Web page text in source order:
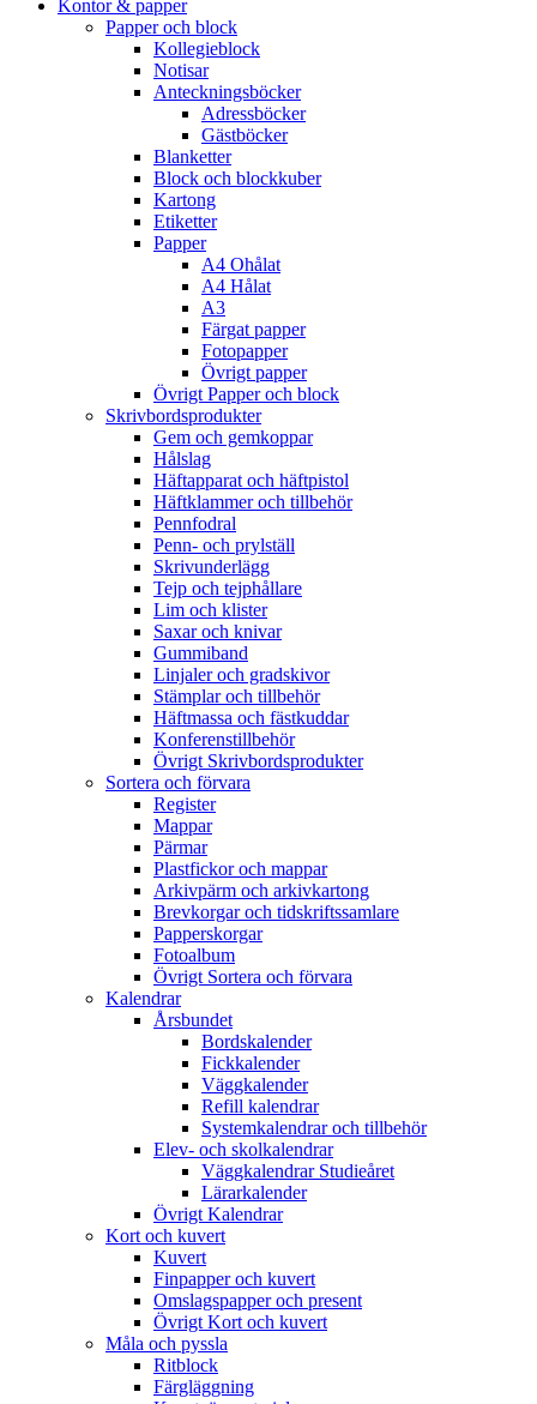
Kontor & papper
Papper och block
Kollegieblock
Notisar
Anteckningsböcker
Adressböcker
Gästböcker
Blanketter
Block och blockkuber
Kartong
Etiketter
Papper
A4 Ohålat
A4 Hålat
A3
Färgat papper
Fotopapper
Övrigt papper
Övrigt Papper och block
Skrivbordsprodukter
Gem och gemkoppar
Hålslag
Häftapparat och häftpistol
Häftklammer och tillbehör
Pennfodral
Penn- och prylställ
Skrivunderlägg
Tejp och tejphållare
Lim och klister
Saxar och knivar
Gummiband
Linjaler och gradskivor
Stämplar och tillbehör
Häftmassa och fästkuddar
Konferenstillbehör
Övrigt Skrivbordsprodukter
Sortera och förvara
Register
Mappar
Pärmar
Plastfickor och mappar
Arkivpärm och arkivkartong
Brevkorgar och tidskriftssamlare
Papperskorgar
Fotoalbum
Övrigt Sortera och förvara
Kalendrar
Årsbundet
Bordskalender
Fickkalender
Väggkalender
Refill kalendrar
Systemkalendrar och tillbehör
Elev- och skolkalendrar
Väggkalendrar Studieåret
Lärarkalender
Övrigt Kalendrar
Kort och kuvert
Kuvert
Finpapper och kuvert
Omslagspapper och present
Övrigt Kort och kuvert
Måla och pyssla
Ritblock
Färgläggning